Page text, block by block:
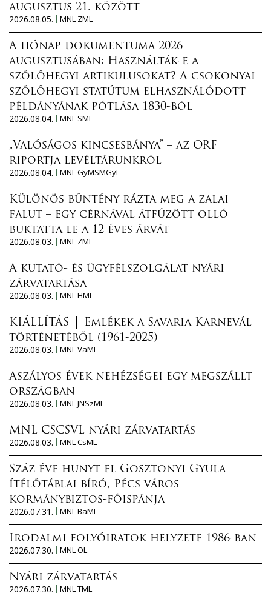
augusztus 21. között
2026.08.05.
MNL ZML
A hónap dokumentuma 2026
augusztusában: Használták-e a
szőlőhegyi artikulusokat? A csokonyai
szőlőhegyi statútum elhasználódott
példányának pótlása 1830-ból
2026.08.04.
MNL SML
„Valóságos kincsesbánya” – az ORF
riportja levéltárunkról
2026.08.04.
MNL GyMSMGyL
Különös bűntény rázta meg a zalai
falut – egy cérnával átfűzött olló
buktatta le a 12 éves árvát
2026.08.03.
MNL ZML
A kutató- és ügyfélszolgálat nyári
zárvatartása
2026.08.03.
MNL HML
KIÁLLÍTÁS │ Emlékek a Savaria Karnevál
történetéből (1961-2025)
2026.08.03.
MNL VaML
Aszályos évek nehézségei egy megszállt
országban
2026.08.03.
MNL JNSzML
MNL CSCSVL nyári zárvatartás
2026.08.03.
MNL CsML
Száz éve hunyt el Gosztonyi Gyula
ítélőtáblai bíró, Pécs város
kormánybiztos-főispánja
2026.07.31.
MNL BaML
Irodalmi folyóiratok helyzete 1986-ban
2026.07.30.
MNL OL
Nyári zárvatartás
2026.07.30.
MNL TML